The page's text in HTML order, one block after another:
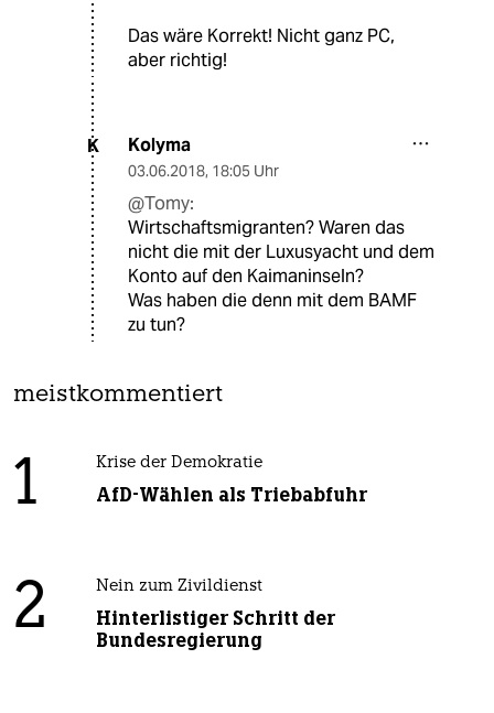
Das wäre Korrekt! Nicht ganz PC,
aber richtig!
K Kolyma
03.06.2018, 18:05 Uhr
@Tomy:
Wirtschaftsmigranten? Waren das
nicht die mit der Luxusyacht und dem
Konto auf den Kaimaninseln?
Was haben die denn mit dem BAMF
zu tun?
meistkommentiert
1 Krise der Demokratie
AfD-Wählen als Triebabfuhr
2 Nein zum Zivildienst
Hinterlistiger Schritt der
Bundesregierung